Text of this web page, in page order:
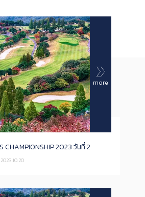
more
CHAMPIONSHIP 2023 วันที่ 2
2023.10.20